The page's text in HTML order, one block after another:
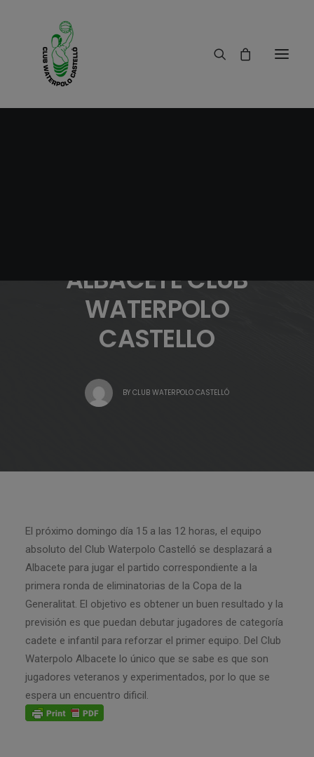
ALBACETE CLUB
WATERPOLO
CASTELLO
BY CLUB WATERPOLO CASTELLÓ
El próximo domingo día 15 a las 12 horas, el equipo
absoluto del Club Waterpolo Castelló se desplazará a
Albacete para jugar el partido correspondiente a la
primera ronda de eliminatorias de la Copa de la
Generalitat. El objetivo es obtener un buen resultado y la
previsión es que puedan debutar jugadores de categoría
cadete e infantil para reforzar el primer equipo. Del Club
Waterpolo Albacete lo único que se sabe es que son
jugadores veteranos y experimentados, por lo que se
espera un encuentro dificil.